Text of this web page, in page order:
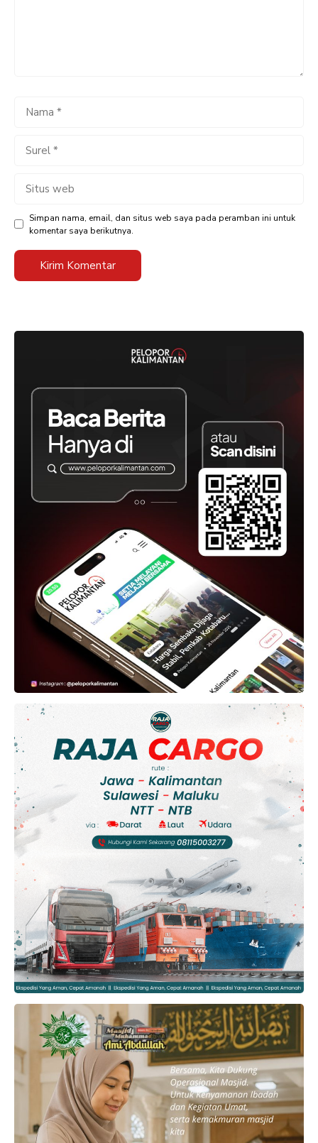
Nama
Surel
Situs
Simpan nama, email, dan situs web saya pada peramban ini untuk
komentar saya berikutnya.